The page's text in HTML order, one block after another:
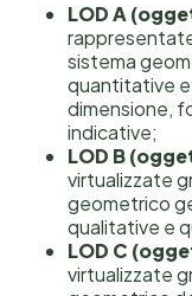
LOD A
sistema
quantitative
dimensione,
indicative;
LOD B
virtualizzate
geometrico
qualitative e
LOD C
virtualizzate